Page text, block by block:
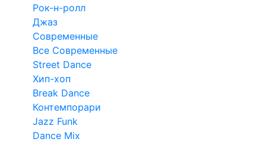
Рок-н-ролл
Джаз
Современные
Все Современные
Street Dance
Хип-хоп
Break Dance
Контемпорари
Jazz Funk
Dance Mix